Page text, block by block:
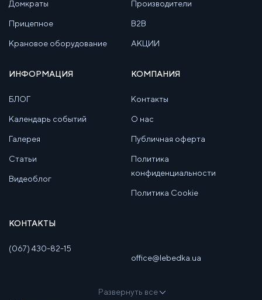
Домкраты
Прицепное
Крановое оборудование
Производители
B2B
АКЦИИ
ИНФОРМАЦИЯ
БЛОГ
Календарь событий
Галерея
Статьи
Видеоблог
КОМПАНИЯ
Контакты
О нас
Публичная оферта
Политика
конфиденциальности
Политика Cookie
КОНТАКТЫ
(067) 430-82-15
office@lebedka.ua
Развернуть все